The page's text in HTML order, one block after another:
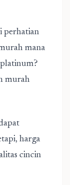
perhatian
mana
murah
harga
cincin